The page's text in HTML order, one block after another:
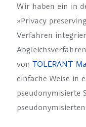
Wir haben ein in
»Privacy
Verfahren
von TOLERANT
einfache Weise in
pseudonymisierte